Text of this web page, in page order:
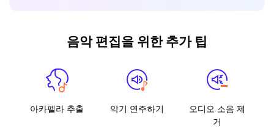
음악 편집을 위한 추가 팁
아카펠라 추출 악기 연주하기
오디오 소음 제
거